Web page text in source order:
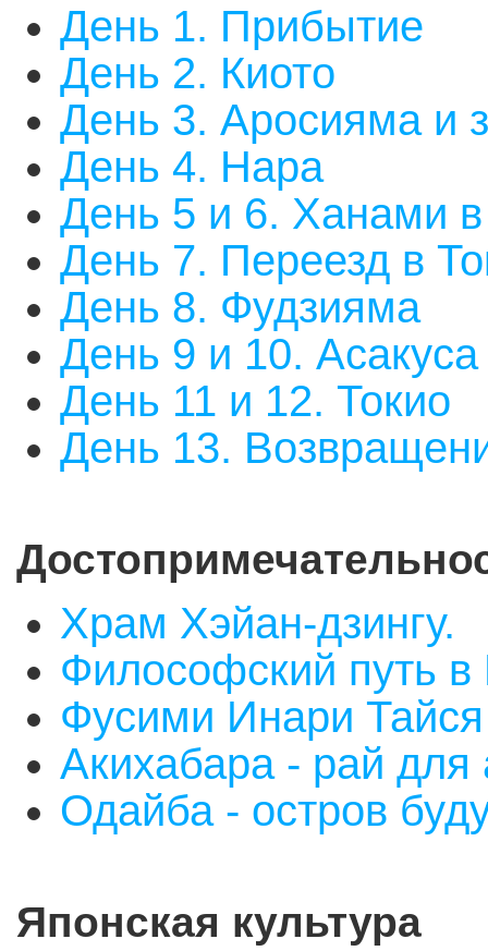
День 1. Прибытие
День 2. Киото
День 3. Аросияма и
День 4. Нара
День 5 и 6. Ханами в
День 7. Переезд в
День 8. Фудзияма
День 9 и 10.
День 11 и 12. Токио
День 13.
Храм Хэйан-дзингу.
Философский путь
Фусими Инари Тайся
Акихабара - рай
Одайба - остров
Японская культура